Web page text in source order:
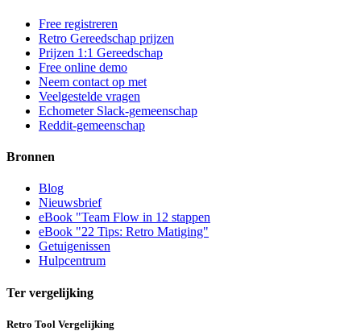
Free registreren
Retro Gereedschap prijzen
Prijzen 1:1 Gereedschap
Free online demo
Neem contact op met
Veelgestelde vragen
Echometer Slack-gemeenschap
Reddit-gemeenschap
Bronnen
Blog
Nieuwsbrief
eBook "Team Flow in 12 stappen
eBook "22 Tips: Retro Matiging"
Getuigenissen
Hulpcentrum
Ter vergelijking
Retro Tool Vergelijking